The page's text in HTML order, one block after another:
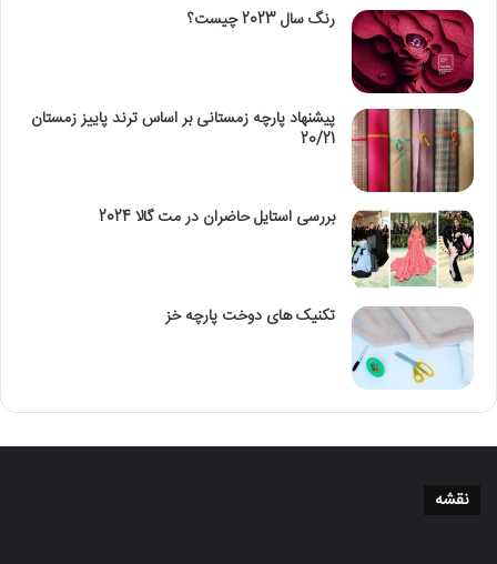
رنگ سال 2023 چیست؟
پیشنهاد پارچه زمستانی بر اساس ترند پاییز زمستان
20/21
بررسی استایل حاضران در مت گالا 2024
تکنیک‌ های دوخت پارچه خز
نقشه